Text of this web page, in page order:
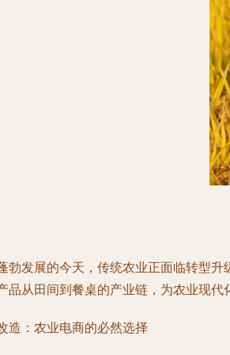
勃发展的今天，传统农业正面临转型
品从田间到餐桌的产业链，为农业现代
造：农业电商的必然选择